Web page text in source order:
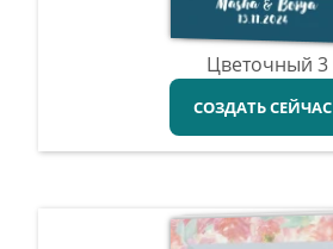
Цветочный 3
СОЗДАТЬ СЕЙЧАС